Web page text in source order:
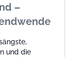
–
und die